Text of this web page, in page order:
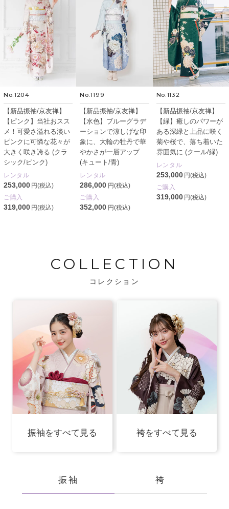
No.1204
【新品振袖/京友禅】
【ピンク】当社おスス
メ！可愛さ溢れる淡い
ピンクに可憐な花々が
大きく咲き誇る (クラ
シック/ピンク)
レンタル
253,000 円(税込)
ご購入
319,000 円(税込)
No.1199
【新品振袖/京友禅】
【水色】ブルーグラデ
ーションで涼しげな印
象に、大輪の牡丹で華
やかさが一層アップ
(キュート/青)
レンタル
286,000 円(税込)
ご購入
352,000 円(税込)
No.1132
【新品振袖/京友禅】
【緑】癒しのパワーが
ある深緑と上品に咲く
菊や桜で、落ち着いた
雰囲気に (クール/緑)
レンタル
253,000 円(税込)
ご購入
319,000 円(税込)
COLLECTION
コレクション
振袖をすべて見る 袴をすべて見る
振袖 袴